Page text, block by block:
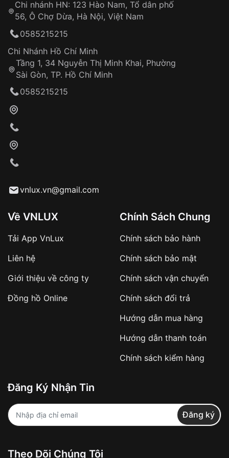
Từ khóa SEO:
Khách hàng kiểm tra và thanh toán trực tiếp
Từ khóa SEO:
sản phẩm đặc biệt
hàng
Số tiền còn lại thanh toán khi nhận hàng hoặc
✔️ Đảm bảo xử lý đơn hàng nhanh chóng
✔️ Hạn chế tình trạng hủy đơn không mong
Từ khóa SEO:
Khách hàng được
Đảm bảo quyền lợi khách hàng
Đồng hành cùng khách hàng trong suốt quá
trình sử dụng
Chi nhánh HN: 123 Hào Nam, Tổ dân phố
56, Ô Chợ Dừa, Hà Nội, Việt Nam
0585215215
Chi Nhánh Hồ Chí Minh
Tầng 1, 34 Nguyễn Thị Minh Khai, Phường
Sài Gòn, TP. Hồ Chí Minh
0585215215
vnlux.vn@gmail.com
Về VNLUX
Tải App VnLux
Liên hệ
Giới thiệu về công ty
Đồng hồ Online
Chính Sách Chung
Chính sách bảo hành
Chính sách bảo mật
Chính sách vận chuyển
Chính sách đổi trả
Hướng dẫn mua hàng
Hướng dẫn thanh toán
Chính sách kiểm hàng
Đăng Ký Nhận Tin
Đăng ký
Theo Dõi Chúng Tôi